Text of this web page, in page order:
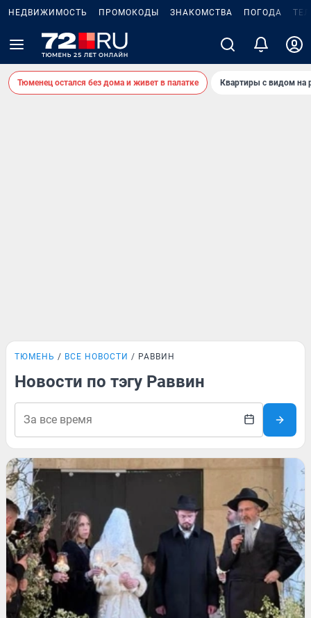
НЕДВИЖИМОСТЬ ПРОМОКОДЫ ЗНАКОМСТВА ПОГОДА
Тюменец остался без дома и живет в палатке Квартиры с видом на
ТЮМЕНЬ ВСЕ НОВОСТИ РАВВИН
Новости по тэгу Раввин